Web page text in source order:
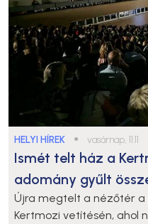
HELYI HÍREK ● vasárnap, 11:11
Ismét telt ház a
adomány gyűlt
Újra megtelt a nézőtér
Kertmozi vetítésén, ahol